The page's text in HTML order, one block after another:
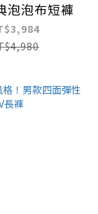
泡泡布短褲